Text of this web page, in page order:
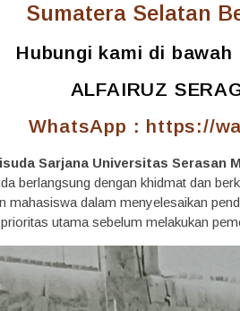
Sumatera Selatan
Hubungi kami di
ALFAIRUZ
WhatsApp : https://
Sarjana Universitas Serasan
berlangsung dengan khidmat dan
mahasiswa dalam menyelesaikan
utama sebelum melakukan